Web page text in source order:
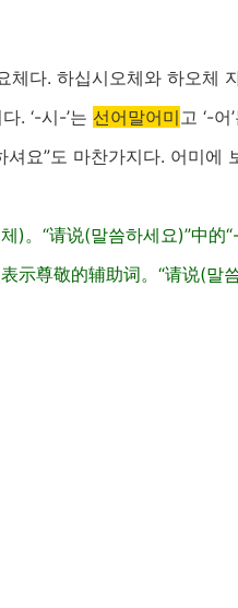
체다. 하십시오체와 하오체
. ‘-시-’는 선어말어미고 ‘-
요”도 마찬가지다. 어미에
)。“请说(말씀하세요)”中的
示尊敬的辅助词。“请说(말